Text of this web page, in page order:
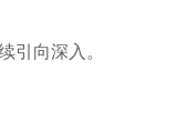
引向深入。